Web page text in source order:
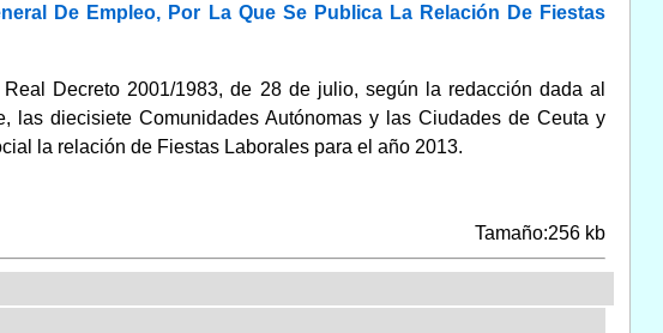
De Empleo, Por La Que Se Publica La Relación De Fiestas
Decreto 2001/1983, de 28 de julio, según la redacción dada al
las diecisiete Comunidades Autónomas y las Ciudades de Ceuta y
la relación de Fiestas Laborales para el año 2013.
Tamaño:256 kb